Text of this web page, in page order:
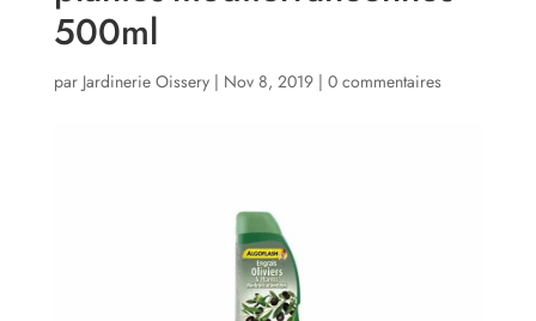
500ml
par Jardinerie Oissery| Nov 8, 2019| 0 commentaires